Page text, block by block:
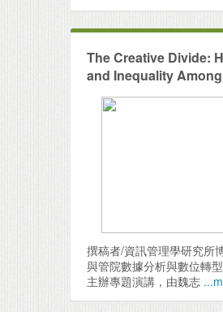
The Creative Divide:
and Inequality
撰稿者/資訊管理學研究所
與管院數據分析與數位轉
主辦專題演講，由魏志